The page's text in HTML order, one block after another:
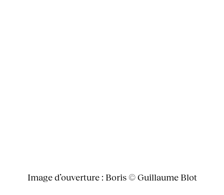
Image d’ouverture : Boris © Guillaume Blot